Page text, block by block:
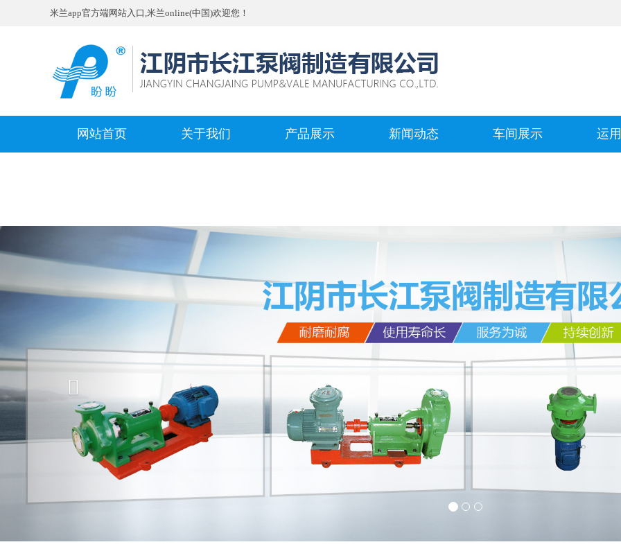
米兰app官方端网站入口,米兰online(中国)欢迎您！
网站首页 关于我们 产品展示 新闻动态 车间展示 运